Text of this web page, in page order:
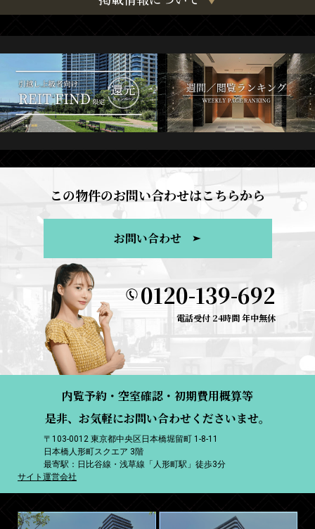
この物件のお問い合わせはこちらから
お問い合わせ
0120-139-692
電話受付 24時間 年中無休
内覧予約・空室確認・初期費用概算等
是非、お気軽にお問い合わせくださいませ。
〒103-0012 東京都中央区日本橋堀留町 1-8-11
日本橋人形町スクエア 3階
最寄駅：日比谷線・浅草線「人形町駅」徒歩3分
サイト運営会社